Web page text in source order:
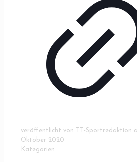
veröffentlicht von TT-Sportredaktion
Oktober 2020
Kategorien